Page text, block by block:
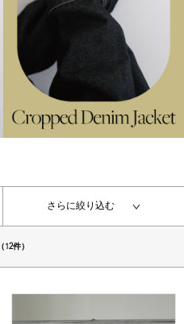
さらに絞り込む
（12件）